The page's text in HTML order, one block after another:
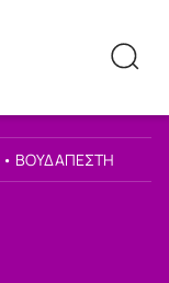
• ΒΟΥΔΑΠΕΣΤΗ